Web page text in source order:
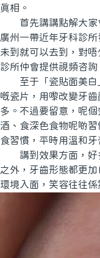
真相。
首先講講點解大家會
廣州一帶近年牙科診
未到就可以去到，對
診所仲會提供視頻咨
至于「瓷貼面美白
嘅瓷片，用嚟改變牙
多。不過要留意，呢
酒、食深色食物呢啲
食習慣，平時用溫和
講到效果方面，好
之外，牙齒形態都更
環境入面，笑容往往